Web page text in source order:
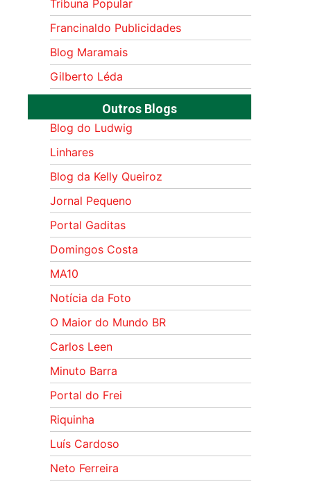
Tribuna Popular
Francinaldo Publicidades
Blog Maramais
Gilberto Léda
Outros Blogs
Blog do Ludwig
Linhares
Blog da Kelly Queiroz
Jornal Pequeno
Portal Gaditas
Domingos Costa
MA10
Notícia da Foto
O Maior do Mundo BR
Carlos Leen
Minuto Barra
Portal do Frei
Riquinha
Luís Cardoso
Neto Ferreira